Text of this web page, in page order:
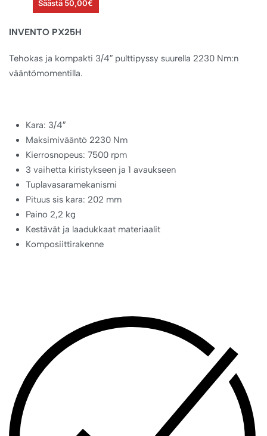
Säästä 50,00€
INVENTO PX25H
Tehokas ja kompakti 3/4″ pulttipyssy suurella 2230 Nm:n
vääntömomentilla.
Kara: 3/4″
Maksimivääntö 2230 Nm
Kierrosnopeus: 7500 rpm
3 vaihetta kiristykseen ja 1 avaukseen
Tuplavasaramekanismi
Pituus sis kara: 202 mm
Paino 2,2 kg
Kestävät ja laadukkaat materiaalit
Komposiittirakenne